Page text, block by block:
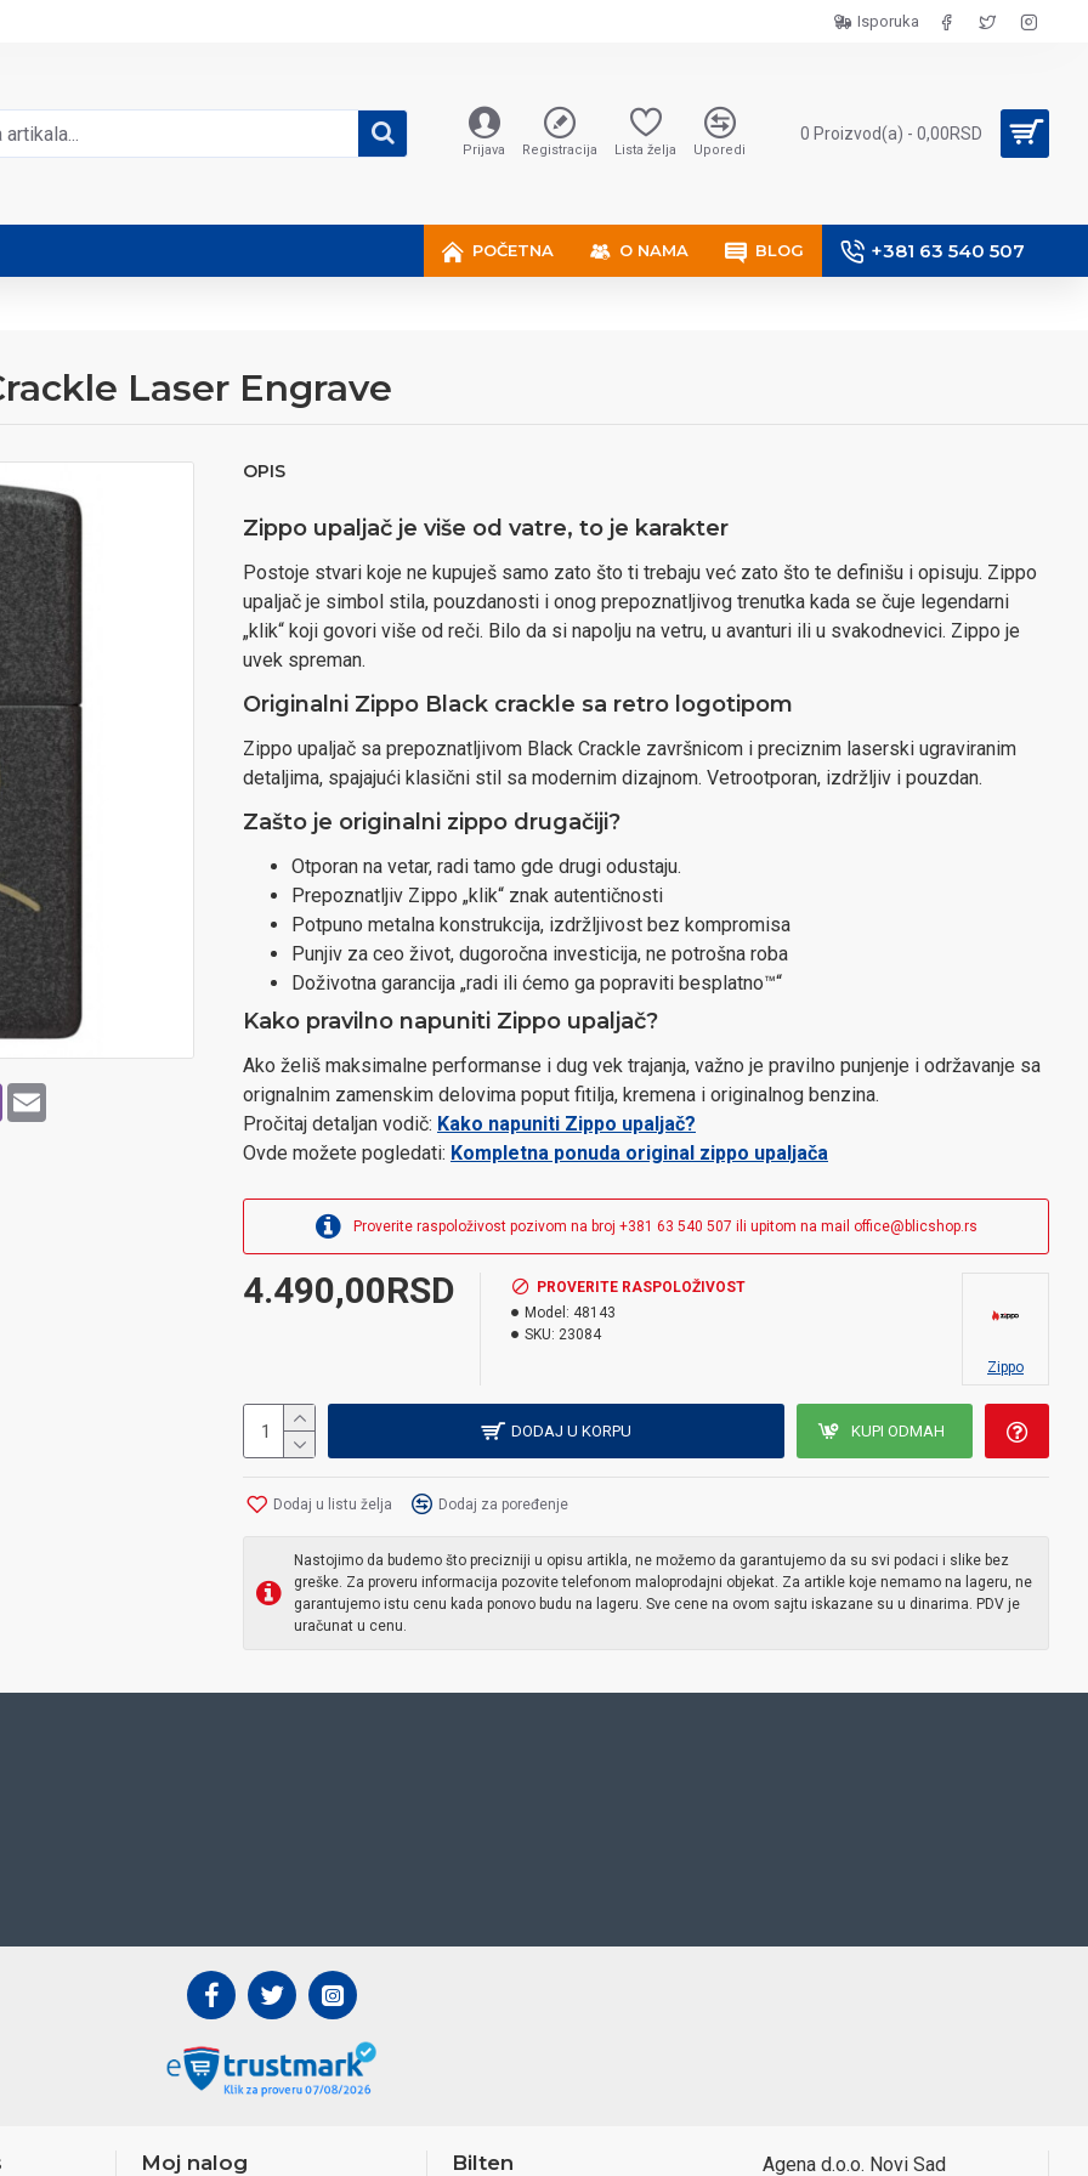
Isporuka
Prijava Registracija Lista želja Uporedi
0 Proizvod(a) - 0,00RSD
POČETNA O NAMA BLOG +381 63 540 507
Laser Engrave
Viber
Proverite raspoloživost pozivom na broj +381 63 540 507 ili upitom na mail office@blicshop.rs
OPIS
Zippo upaljač je više od vatre, to je karakter
Postoje stvari koje ne kupuješ samo zato što ti trebaju već zato što te definišu i opisuju. Zippo
upaljač je simbol stila, pouzdanosti i onog prepoznatljivog trenutka kada se čuje legendarni
„klik“ koji govori više od reči. Bilo da si napolju na vetru, u avanturi ili u svakodnevici. Zippo je
uvek spreman.
Originalni Zippo Black crackle sa retro logotipom
Zippo upaljač sa prepoznatljivom Black Crackle završnicom i preciznim laserski ugraviranim
detaljima, spajajući klasični stil sa modernim dizajnom. Vetrootporan, izdržljiv i pouzdan.
Zašto je originalni zippo drugačiji?
Otporan na vetar, radi tamo gde drugi odustaju.
Prepoznatljiv Zippo „klik“ znak autentičnosti
Potpuno metalna konstrukcija, izdržljivost bez kompromisa
Punjiv za ceo život, dugoročna investicija, ne potrošna roba
Doživotna garancija „radi ili ćemo ga popraviti besplatno™“
Kako pravilno napuniti Zippo upaljač?
Ako želiš maksimalne performanse i dug vek trajanja, važno je pravilno punjenje i održavanje sa
orignalnim zamenskim delovima poput fitilja, kremena i originalnog benzina.
Pročitaj detaljan vodič: Kako napuniti Zippo upaljač?
Ovde možete pogledati: Kompletna ponuda original zippo upaljača
4.490,00RSD
PROVERITE RASPOLOŽIVOST
Model: 48143
SKU: 23084
Zippo
DODAJ U KORPU KUPI ODMAH
Dodaj u listu želja Dodaj za poređenje
Nastojimo da budemo što precizniji u opisu artikla, ne možemo da garantujemo da su svi podaci i slike bez
greške. Za proveru informacija pozovite telefonom maloprodajni objekat. Za artikle koje nemamo na lageru, ne
garantujemo istu cenu kada ponovo budu na lageru. Sve cene na ovom sajtu iskazane su u dinarima. PDV je
uračunat u cenu.
Moj nalog Bilten Agena d.o.o. Novi Sad